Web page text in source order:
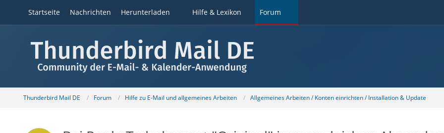
Startseite Nachrichten Herunterladen Hilfe & Lexikon Forum
Thunderbird Mail DE Forum Hilfe zu E-Mail und allgemeines Arbeiten Allgemeines Arbeiten / Konten einrichten / Installation & Update